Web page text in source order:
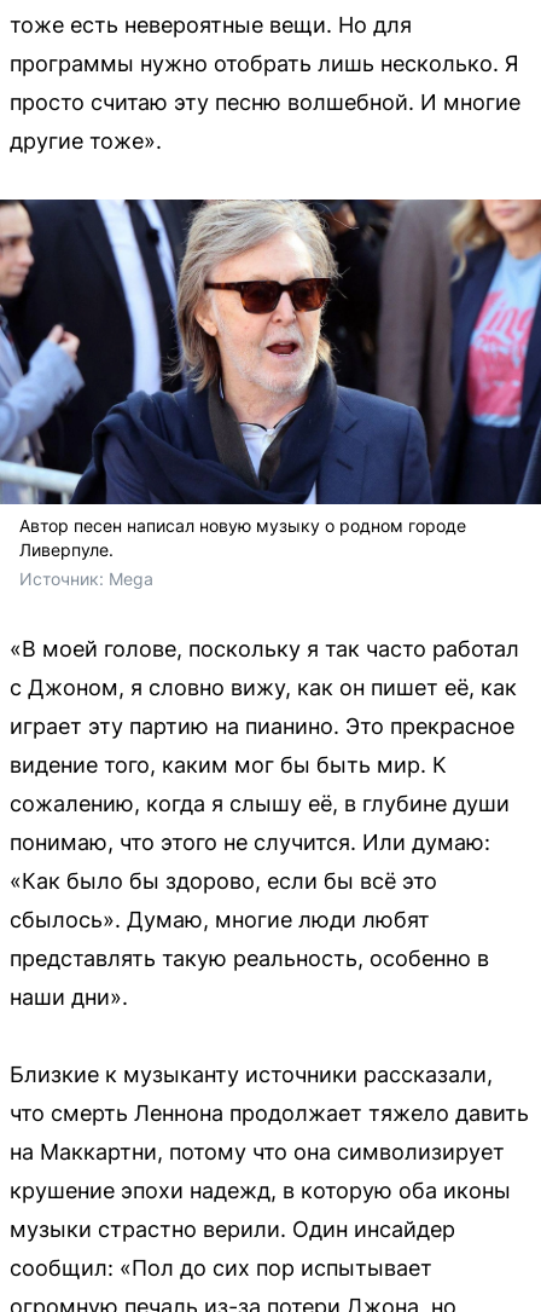
тоже есть невероятные вещи. Но для
программы нужно отобрать лишь несколько. Я
просто считаю эту песню волшебной. И многие
другие тоже».
Автор песен написал новую музыку о родном городе
Ливерпуле.
Источник: Mega
«В моей голове, поскольку я так часто работал
с Джоном, я словно вижу, как он пишет её, как
играет эту партию на пианино. Это прекрасное
видение того, каким мог бы быть мир. К
сожалению, когда я слышу её, в глубине души
понимаю, что этого не случится. Или думаю:
«Как было бы здорово, если бы всё это
сбылось». Думаю, многие люди любят
представлять такую реальность, особенно в
наши дни».
Близкие к музыканту источники рассказали,
что смерть Леннона продолжает тяжело давить
на Маккартни, потому что она символизирует
крушение эпохи надежд, в которую оба иконы
музыки страстно верили. Один инсайдер
сообщил: «Пол до сих пор испытывает
огромную печаль из-за потери Джона, но